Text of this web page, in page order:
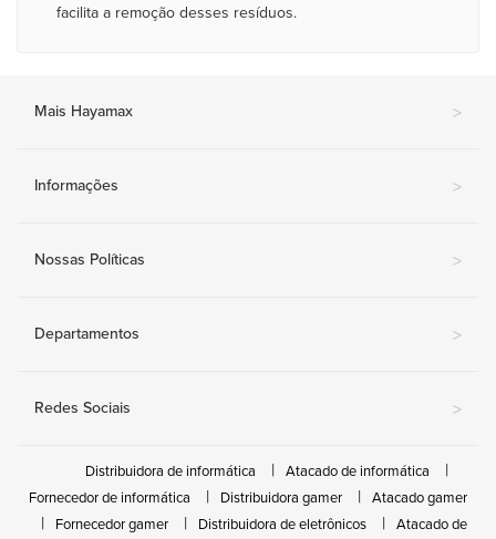
facilita a remoção desses resíduos.
Mais Hayamax >
Informações >
Nossas Políticas >
Departamentos >
Redes Sociais >
Distribuidora de informática
Atacado de informática
Fornecedor de informática
Distribuidora gamer
Atacado gamer
Fornecedor gamer
Distribuidora de eletrônicos Atacado de